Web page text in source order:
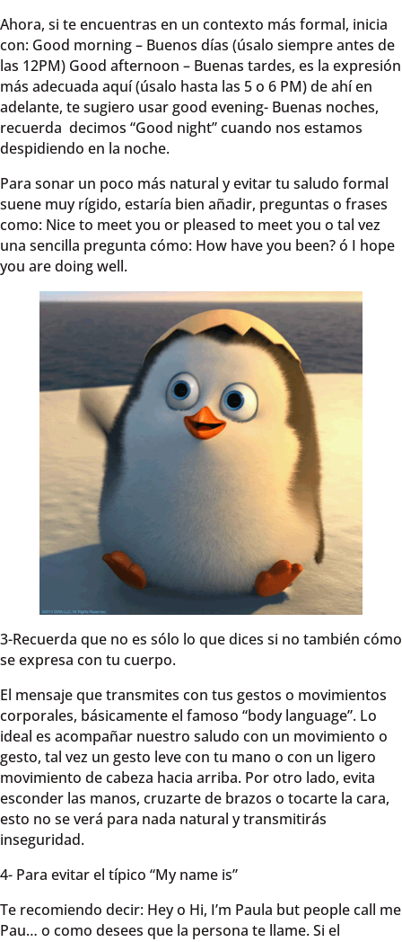
Ahora, si te encuentras en un contexto más formal, inicia
con: Good morning – Buenos días (úsalo siempre antes de
las 12PM) Good afternoon – Buenas tardes, es la expresión
más adecuada aquí (úsalo hasta las 5 o 6 PM) de ahí en
adelante, te sugiero usar good evening- Buenas noches,
recuerda decimos “Good night” cuando nos estamos
despidiendo en la noche.
Para sonar un poco más natural y evitar tu saludo formal
suene muy rígido, estaría bien añadir, preguntas o frases
como: Nice to meet you or pleased to meet you o tal vez
una sencilla pregunta cómo: How have you been? ó I hope
you are doing well.
3-Recuerda que no es sólo lo que dices si no también cómo
se expresa con tu cuerpo.
El mensaje que transmites con tus gestos o movimientos
corporales, básicamente el famoso “body language”. Lo
ideal es acompañar nuestro saludo con un movimiento o
gesto, tal vez un gesto leve con tu mano o con un ligero
movimiento de cabeza hacia arriba. Por otro lado, evita
esconder las manos, cruzarte de brazos o tocarte la cara,
esto no se verá para nada natural y transmitirás
inseguridad.
4- Para evitar el típico “My name is”
Te recomiendo decir: Hey o Hi, I’m Paula but people call me
Pau… o como desees que la persona te llame. Si el